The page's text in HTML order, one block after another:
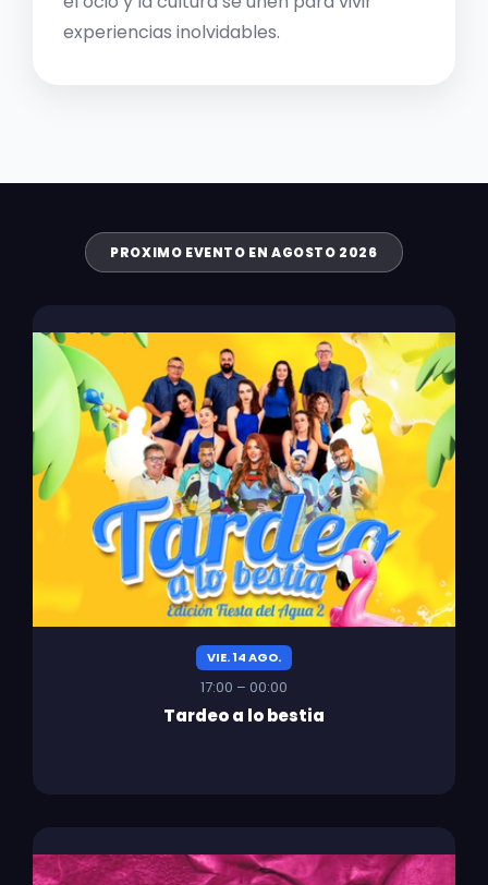
experiencias inolvidables.
PROXIMO EVENTO EN AGOSTO 2026
VIE. 14 AGO.
17:00 – 00:00
Tardeo a lo bestia